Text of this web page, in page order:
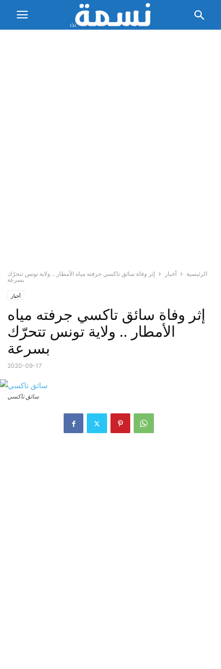
الرئيسية أخبار
إثر وفاة سائق تاكسي جرفته مياه الأمطار .. ولاية تونس تتحرّك
بسرعة
أخبار
إثر وفاة سائق تاكسي جرفته مياه
الأمطار .. ولاية تونس تتحرّك
بسرعة
2020-09-17
سائق تاكسي